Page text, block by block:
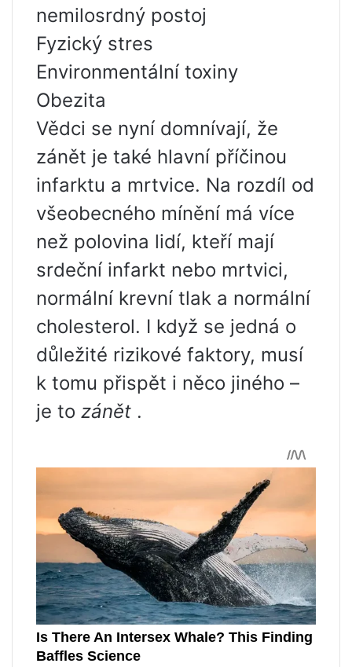
nemilosrdný postoj
Fyzický stres
Environmentální toxiny
Obezita
Vědci se nyní domnívají, že
zánět je také hlavní příčinou
infarktu a mrtvice. Na rozdíl od
všeobecného mínění má více
než polovina lidí, kteří mají
srdeční infarkt nebo mrtvici,
normální krevní tlak a normální
cholesterol. I když se jedná o
důležité rizikové faktory, musí
k tomu přispět i něco jiného –
je to zánět .